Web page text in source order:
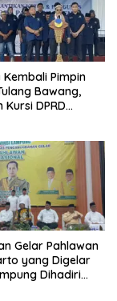
Kembali Pimpin
Bawang,
DPRD
Gelar Pahlawan
yang Digelar
Dihadiri